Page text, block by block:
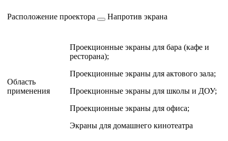
Расположение проектора Напротив экрана
Область
применения
Проекционные экраны для бара (кафе и
ресторана);
Проекционные экраны для актового зала;
Проекционные экраны для школы и ДОУ;
Проекционные экраны для офиса;
Экраны для домашнего кинотеатра